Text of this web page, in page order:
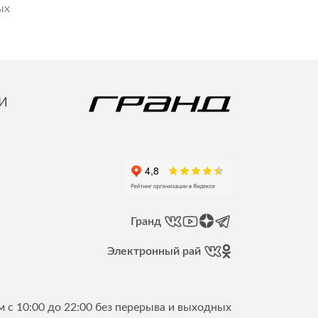
с 10:00 до 22:00 без перерыва и выходных
Гранд
Электронный рай